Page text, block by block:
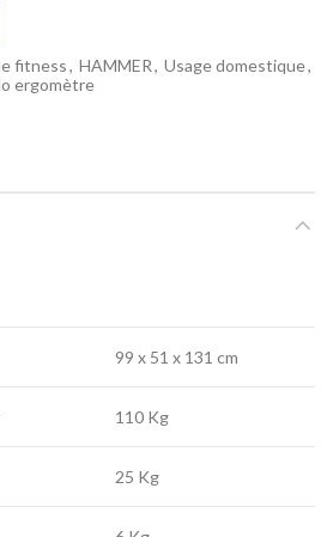
fitness, HAMMER, Usage domestique,
ergomètre
99 x 51 x 131 cm
110 Kg
25 Kg